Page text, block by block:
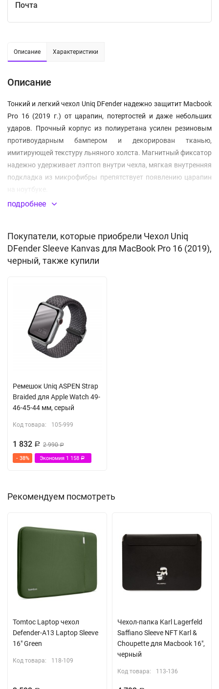
Почта
Описание Характеристики
Описание
Тонкий и легкий чехол Uniq DFender надежно защитит Macbook
Pro 16 (2019 г.) от царапин, потертостей и даже небольших
ударов. Прочный корпус из полиуретана усилен резиновым
противоударным бампером и декорирован тканью,
имитирующей текстуру льняного холста. Магнитный фиксатор
надежно удерживает лэптоп внутри чехла, мягкая внутренняя
подкладка из микрофибры препятствует появлению царапин
на ноутбуке.
Противоударный резиновый бампер
Защита от царапин, потертостей и сколов
Материал — ткань / TPU
подробнее
Покупатели, которые приобрели Чехол Uniq
DFender Sleeve Kanvas для MacBook Pro 16 (2019),
черный, также купили
Ремешок Uniq ASPEN Strap
Braided для Apple Watch 49-
46-45-44 мм, серый
Код товара: 105-999
1 832 Р 2 990Р
- 38% Экономия 1 158 Р
Рекомендуем посмотреть
Tomtoc Laptop чехол
Defender-A13 Laptop Sleeve
16" Green
Код товара: 118-109
Чехол-папка Karl Lagerfeld
Saffiano Sleeve NFT Karl &
Choupette для Macbook 16",
черный
Код товара: 113-136